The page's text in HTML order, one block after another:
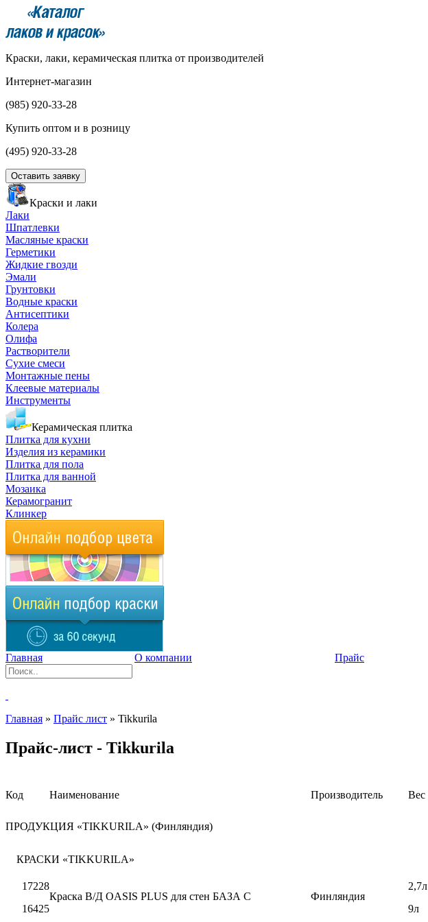
Краски, лаки, керамическая плитка от производителей
Интернет-магазин
(985) 920-33-28
Купить оптом и в розницу
(495) 920-33-28
Оставить заявку
Краски и лаки
Лаки
Шпатлевки
Масляные краски
Герметики
Жидкие гвозди
Эмали
Грунтовки
Водные краски
Антисептики
Колера
Олифа
Растворители
Сухие смеси
Монтажные пены
Клеевые материалы
Инструменты
Керамическая плитка
Плитка для кухни
Изделия из керамики
Плитка для пола
Плитка для ванной
Мозаика
Керамогранит
Клинкер
Главная О компании Прайс
Главная » Прайс лист » Tikkurila
Прайс-лист - Tikkurila
Код Наименование Производитель Вес
ПРОДУКЦИЯ «TIKKURILA» (Финляндия)
КРАСКИ «TIKKURILA»
17228
Краска В/Д OASIS PLUS для стен БАЗА С
Финляндия
2,7л
16425
9л